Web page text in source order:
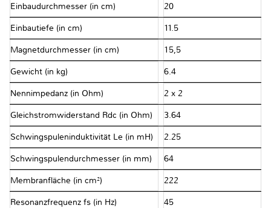
Einbaudurchmesser (in cm) 20
Einbautiefe (in cm) 11.5
Magnetdurchmesser (in cm) 15,5
Gewicht (in kg) 6.4
Nennimpedanz (in Ohm) 2 x 2
Gleichstromwiderstand Rdc (in Ohm) 3.64
Schwingspuleninduktivität Le (in mH) 2.25
Schwingspulendurchmesser (in mm) 64
Membranfläche (in cm²) 222
Resonanzfrequenz fs (in Hz) 45